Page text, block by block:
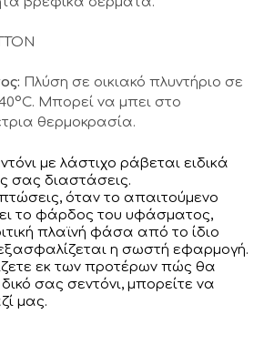
Πλύση σε οικιακό πλυντήριο σε
Μπορεί να μπει στο
θερμοκρασία.
με λάστιχο ράβεται ειδικά
σας διαστάσεις.
όταν το απαιτούμενο
το φάρδος του υφάσματος,
πλαϊνή φάσα από το ίδιο
η σωστή εφαρμογή.
εκ των προτέρων πώς θα
σας σεντόνι, μπορείτε να
μας.